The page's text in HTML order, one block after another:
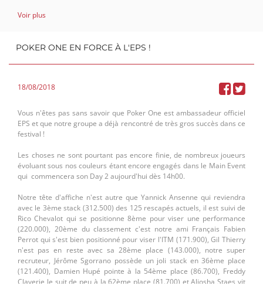
Aussi avons-nous eu la chance, ce jeudi, d'être accueillis pour une
séance d'essayages nous permettant de nous habiller de la plus belle
tact et de patience: les conseils modes furent nombreux et justes,
entrecoupés d'anecdotes culturelles sur la musique, les 33 tours et
tout ce qui transforme de simples essais vestimentaires en un
véritable moment détente.
Voir plus
POKER ONE EN FORCE À L'EPS !
18/08/2018
Vous n'êtes pas sans savoir que Poker One est ambassadeur officiel
EPS et que notre groupe a déjà rencontré de très gros succès dans ce
festival !
Les choses ne sont pourtant pas encore finie, de nombreux joueurs
évoluant sous nos couleurs étant encore engagés dans le Main Event
qui commencera son Day 2 aujourd'hui dès 14h00.
Notre tête d'affiche n'est autre que Yannick Ansenne qui reviendra
avec le 3ème stack (312.500) des 125 rescapés actuels, il est suivi de
Rico Chevalot qui se positionne 8ème pour viser une performance
(220.000), 20ème du classement c'est notre ami Français Fabien
Perrot qui s'est bien positionné pour viser l'ITM (171.900), Gil Thierry
n'est pas en reste avec sa 28ème place (143.000), notre super
recruteur, Jérôme Sgorrano possède un joli stack en 36ème place
(121.400), Damien Hupé pointe à la 54ème place (86.700), Freddy
Claverie le suit de peu à la 62ème place (81.700) et Aliosha Staes vit